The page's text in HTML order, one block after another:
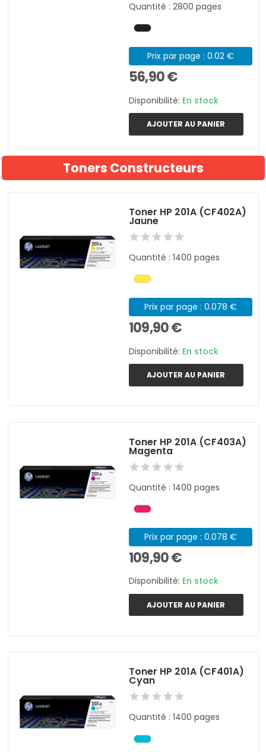
Quantité : 2800 pages
Prix par page : 0.02 €
56,90 €
Disponibilité: En stock
AJOUTER AU PANIER
Toners Constructeurs
Toner HP 201A (CF402A)
Jaune
Quantité : 1400 pages
Prix par page : 0.078 €
109,90 €
Disponibilité: En stock
AJOUTER AU PANIER
Toner HP 201A (CF403A)
Magenta
Quantité : 1400 pages
Prix par page : 0.078 €
109,90 €
Disponibilité: En stock
AJOUTER AU PANIER
Toner HP 201A (CF401A)
Cyan
Quantité : 1400 pages